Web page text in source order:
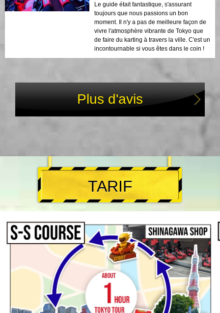
Le guide était fantastique, s'assurant
toujours que nous passions un bon
moment. Il n'y a pas de meilleure façon de
vivre l'atmosphère vibrante de Tokyo que
de faire du karting à travers la ville. C'est un
incontournable si vous êtes dans le coin !
Plus d'avis
TARIF